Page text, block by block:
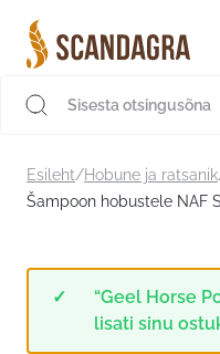
sisu
juurde
Esileht/Hobune ja ratsanik
Šampoon hobustele NAF
“Geel Horse
lisati sinu